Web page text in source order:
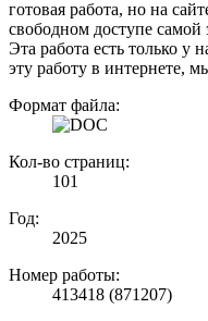
готовая работа, но на
свободном доступе самой
Эта работа есть только у
эту работу в интернете,
Формат файла:
Кол-во страниц:
101
Год:
2025
Номер работы:
413418 (871207)